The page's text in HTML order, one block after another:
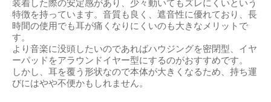
装着した際の安定感があり、少々動いてもズレにくいという
特徴を持っています。音質も良く、遮音性に優れており、長
時間の使用でも耳が痛くなりにくいのも大きなメリットで
す。
より音楽に没頭したいのであればハウジングを密閉型、イヤ
ーパッドをアラウンドイヤー型にするのがおすすめです。
しかし、耳を覆う形状なので本体が大きくなるため、持ち運
びにはやや不便かもしれません。